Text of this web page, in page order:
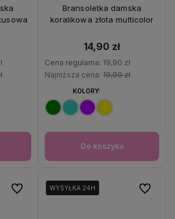
Bransoletka damska
koralikowa złota multicolor
14,90 zł
Cena regularna: 19,90 zł
Najniższa cena: 19,90 zł
KOLORY:
Do koszyka
Do ulubionychWYSYŁKA 24H
WYSYŁKA 24H Do